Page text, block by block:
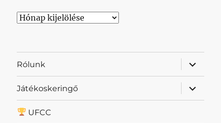
Archívum
Rólunk
almenü
Játékoskeringő
almenü
UFCC